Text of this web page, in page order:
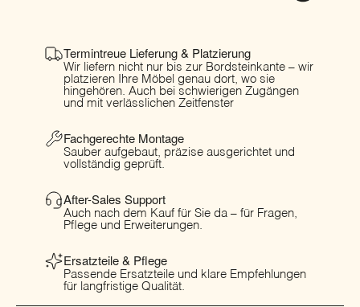
Termintreue Lieferung & Platzierung
Wir liefern nicht nur bis zur Bordsteinkante – wir
platzieren Ihre Möbel genau dort, wo sie
hingehören. Auch bei schwierigen Zugängen
und mit verlässlichen Zeitfenster
Fachgerechte Montage
Sauber aufgebaut, präzise ausgerichtet und
vollständig geprüft.
After-Sales Support
Auch nach dem Kauf für Sie da – für Fragen,
Pflege und Erweiterungen.
Ersatzteile & Pflege
Passende Ersatzteile und klare Empfehlungen
für langfristige Qualität.